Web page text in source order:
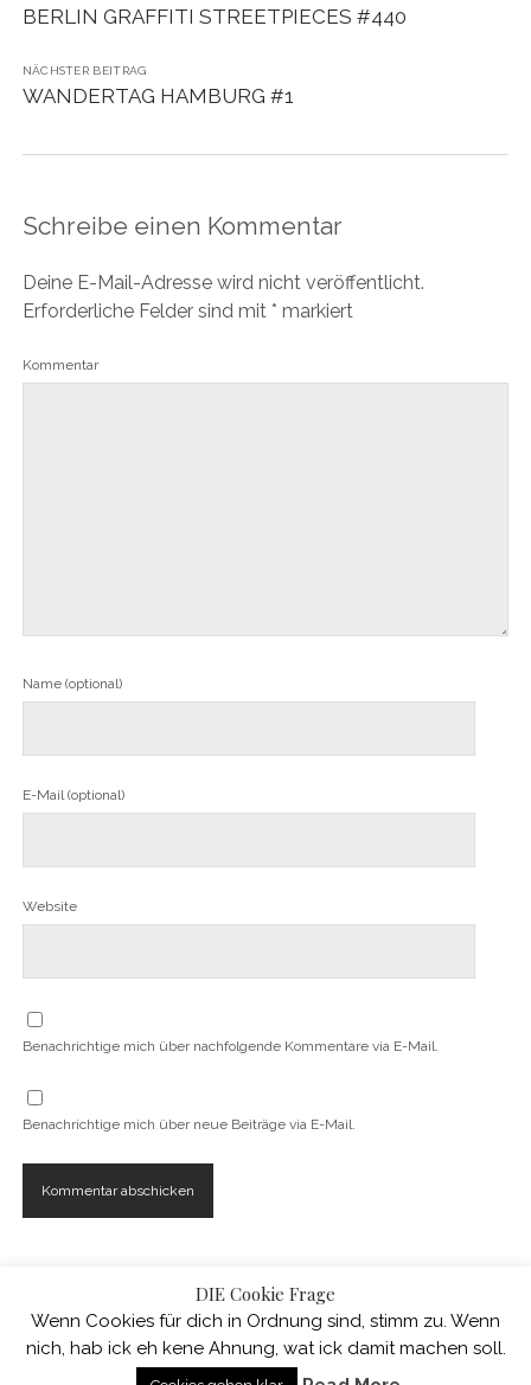
BERLIN GRAFFITI STREETPIECES #440
NÄCHSTER BEITRAG
WANDERTAG HAMBURG #1
Schreibe einen Kommentar
Deine E-Mail-Adresse wird nicht veröffentlicht.
Erforderliche Felder sind mit * markiert
Kommentar
Name (optional)
E-Mail (optional)
Website
Benachrichtige mich über nachfolgende Kommentare via E-Mail.
Benachrichtige mich über neue Beiträge via E-Mail.
WordPress-Theme Chosen von Compete Themes.
DIE Cookie Frage
Wenn Cookies für dich in Ordnung sind, stimm zu. Wenn
nich, hab ick eh kene Ahnung, wat ick damit machen soll.